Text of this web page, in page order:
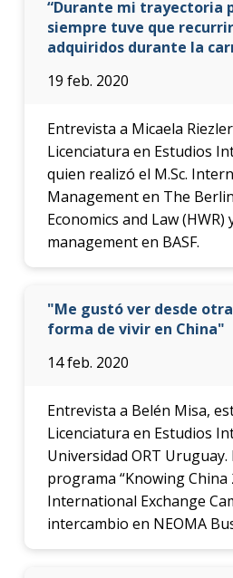
“Durante mi trayectoria
siempre tuve que
adquiridos durante la
19 feb. 2020
Entrevista a Micaela
Licenciatura en Estudios
quien realizó el M.Sc.
Management en The
Economics and Law (HWR)
management en BASF.
"Me gustó ver desde
forma de vivir en China"
14 feb. 2020
Entrevista a Belén Misa,
Licenciatura en Estudios
Universidad ORT
programa “Knowing China
International Exchange
intercambio en NEOMA